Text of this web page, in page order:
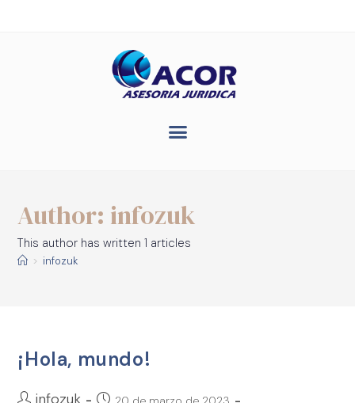
Author: infozuk
This author has written 1 articles
> infozuk
¡Hola, mundo!
infozuk